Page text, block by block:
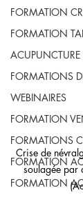
FORMATION
FORMATION
FORMATIONS
WEBINAIRES
FORMATION
FORMATIONS
FORMATION
FORMATION
Crise de
soulagée par